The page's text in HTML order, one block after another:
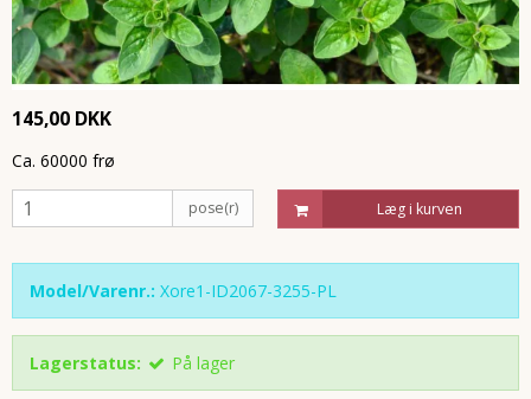
145,00 DKK
Ca. 60000 frø
pose(r) Læg i kurven
Model/Varenr.: Xore1-ID2067-3255-PL
Lagerstatus: På lager